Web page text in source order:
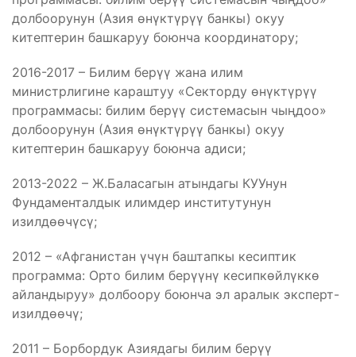
долбоорунун (Азия өнүктүрүү банкы) окуу
китептерин башкаруу боюнча координатору;
2016-2017 – Билим берүү жана илим
министрлигине караштуу «Секторду өнүктүрүү
программасы: билим берүү системасын чыңдоо»
долбоорунун (Азия өнүктүрүү банкы) окуу
китептерин башкаруу боюнча адиси;
2013-2022 – Ж.Баласагын атындагы КУУнун
Фундаменталдык илимдер институтунун
изилдөөчүсү;
2012 – «Афганистан үчүн баштапкы кесиптик
программа: Орто билим берүүнү кесипкөйлүккө
айландыруу» долбоору боюнча эл аралык эксперт-
изилдөөчү;
2011 – Борбордук Азиядагы билим берүү